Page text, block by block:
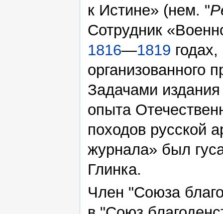
к Истине» (нем. "
Сотрудник
1816—1819
организованного
Задачами
опыта
походов русской
журнала» был
Глинка.
Член "Союза